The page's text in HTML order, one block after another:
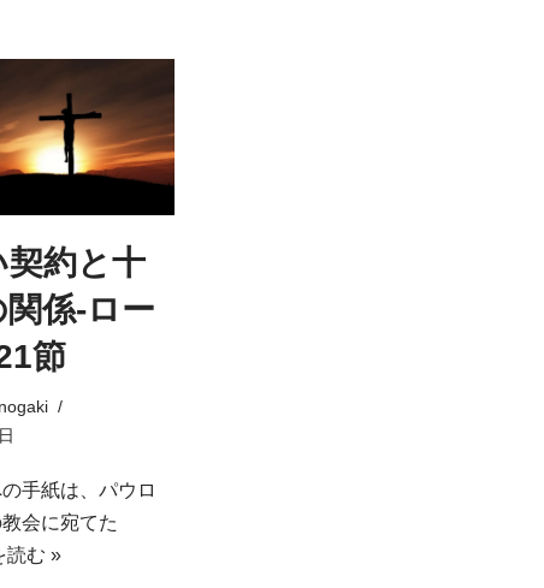
契約と十
係-ロー
節
手紙は、パウロ
会に宛てた
読む »